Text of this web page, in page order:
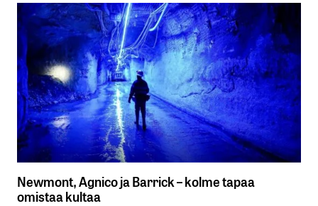
Newmont, Agnico ja Barrick – kolme tapaa
omistaa kultaa